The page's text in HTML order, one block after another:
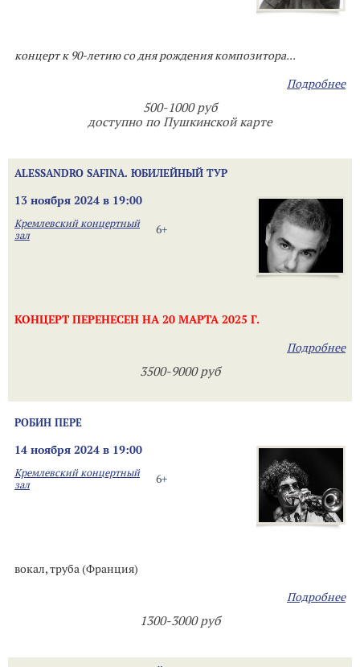
концерт к 90-летию со дня рождения композитора...
Подробнее
500-1000 руб
доступно по Пушкинской карте
ALESSANDRO SAFINA. ЮБИЛЕЙНЫЙ ТУР
13 ноября 2024 в 19:00
6+
Кремлевский концертный
зал
КОНЦЕРТ ПЕРЕНЕСЕН НА 20 МАРТА 2025 Г.
Подробнее
3500-9000 руб
РОБИН ПЕРЕ
14 ноября 2024 в 19:00
6+
Кремлевский концертный
зал
вокал, труба (Франция)
Подробнее
1300-3000 руб